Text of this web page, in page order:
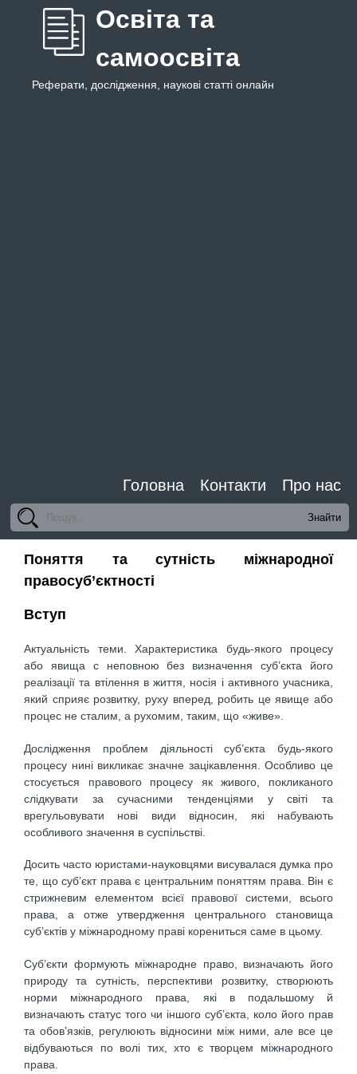
Освіта та
самоосвіта
Реферати, дослідження, наукові статті онлайн
Головна Контакти Про нас
Поняття та сутність міжнародної
правосуб’єктності
Вступ
Актуальність теми. Характеристика будь-якого процесу
або явища с неповною без визначення суб’єкта його
реалізації та втілення в життя, носія і активного учасника,
який сприяє розвитку, руху вперед, робить це явище або
процес не сталим, а рухомим, таким, що «живе».
Дослідження проблем діяльності суб’єкта будь-якого
процесу нині викликає значне зацікавлення. Особливо це
стосується правового процесу як живого, покликаного
слідкувати за сучасними тенденціями у світі та
врегульовувати нові види відносин, які набувають
особливого значення в суспільстві.
Досить часто юристами-науковцями висувалася думка про
те, що суб’єкт права є центральним поняттям права. Він є
стрижневим елементом всієї правової системи, всього
права, а отже утвердження центрального становища
суб’єктів у міжнародному праві корениться саме в цьому.
Суб’єкти формують міжнародне право, визначають його
природу та сутність, перспективи розвитку, створюють
норми міжнародного права, які в подальшому й
визначають статус того чи іншого суб’єкта, коло його прав
та обов’язків, регулюють відносини між ними, але все це
відбуваються по волі тих, хто є творцем міжнародного
права.